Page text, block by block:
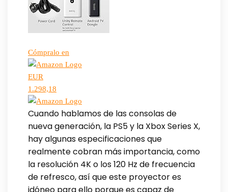
Cómpralo en
EUR
1.298,18
Cuando hablamos de las consolas de
nueva generación, la PS5 y la Xbox Series X,
hay algunas especificaciones que
realmente cobran más importancia, como
la resolución 4K o los 120 Hz de frecuencia
de refresco, así que este proyector es
idóneo para ello porque es capaz de